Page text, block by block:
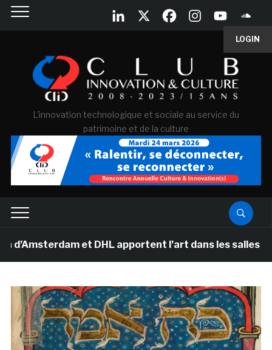
LOGIN
L'innovation technologique et sociale au service du
patrimoine et de la culture
et DHL apportent l’art dans les salles de